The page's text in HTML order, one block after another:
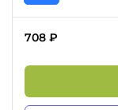
708 ₽